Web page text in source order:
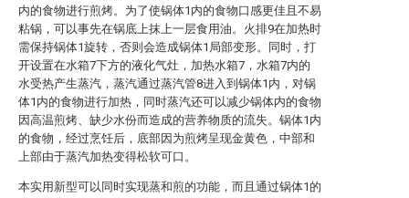
内的食物进行煎烤。为了使锅体1内的食物口感更佳且不易
粘锅，可以事先在锅底上抹上一层食用油。火排9在加热时
需保持锅体1旋转，否则会造成锅体1局部变形。同时，打
开设置在水箱7下方的液化气灶，加热水箱7，水箱7内的
水受热产生蒸汽，蒸汽通过蒸汽管8进入到锅体1内，对锅
体1内的食物进行加热，同时蒸汽还可以减少锅体内的食物
因高温煎烤、缺少水份而造成的营养物质的流失。锅体1内
的食物，经过烹饪后，底部因为煎烤呈现金黄色，中部和
上部由于蒸汽加热变得松软可口。
本实用新型可以同时实现蒸和煎的功能，而且通过锅体1的